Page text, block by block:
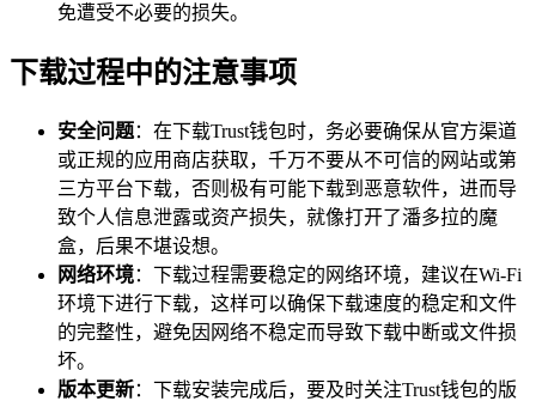
免遭受不必要的损失。
下载过程中的注意事项
安全问题：在下载Trust钱包时，务必要确保从官方渠道
或正规的应用商店获取，千万不要从不可信的网站或第
三方平台下载，否则极有可能下载到恶意软件，进而导
致个人信息泄露或资产损失，就像打开了潘多拉的魔
盒，后果不堪设想。
网络环境：下载过程需要稳定的网络环境，建议在Wi-Fi
环境下进行下载，这样可以确保下载速度的稳定和文件
的完整性，避免因网络不稳定而导致下载中断或文件损
坏。
版本更新：下载安装完成后，要及时关注Trust钱包的版